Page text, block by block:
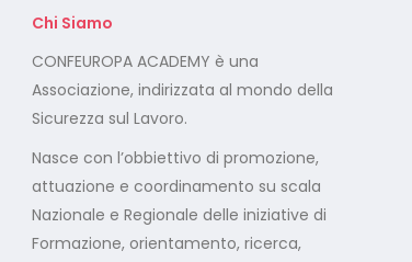
Foto dei minori sui social:
serve il consenso di
entrambi i genitori
Calendario Corsi
Videoconferenza Maggio –
Giugno 2026
Minimarket di Rozzano al
Chi Siamo
CONFEUROPA ACADEMY è una
Associazione, indirizzata al mondo della
Sicurezza sul Lavoro.
Nasce con l’obbiettivo di promozione,
attuazione e coordinamento su scala
Nazionale e Regionale delle iniziative di
Formazione, orientamento, ricerca,